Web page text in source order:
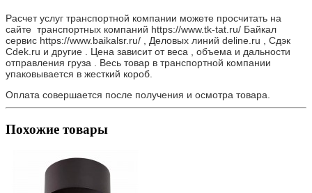
Расчет услуг транспортной компании можете просчитать на
сайте транспортных компаний https://www.tk-tat.ru/ Байкал
сервис https://www.baikalsr.ru/ , Деловых линий deline.ru , Сдэк
Cdek.ru и другие . Цена зависит от веса , объема и дальности
отправления груза . Весь товар в транспортной компании
упаковывается в жесткий короб.
Оплата совершается после получения и осмотра товара.
Похожие товары